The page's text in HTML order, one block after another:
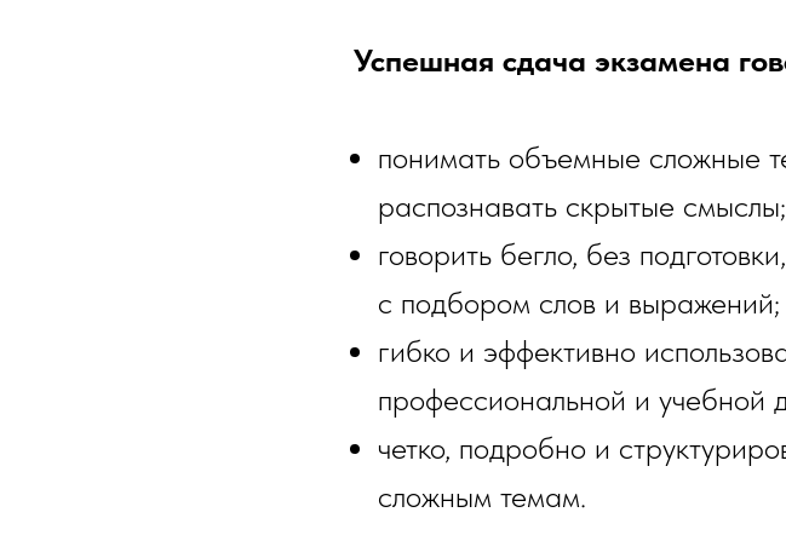
Успешная сдача экзамена
понимать объемные сложные
распознавать скрытые смыслы;
говорить бегло, без
с подбором слов и выражений;
гибко и эффективно
профессиональной и учебной
четко, подробно и
сложным темам.